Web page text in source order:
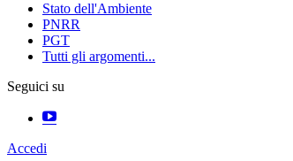
Stato dell'Ambiente
PNRR
PGT
Tutti gli argomenti...
Seguici su
Accedi